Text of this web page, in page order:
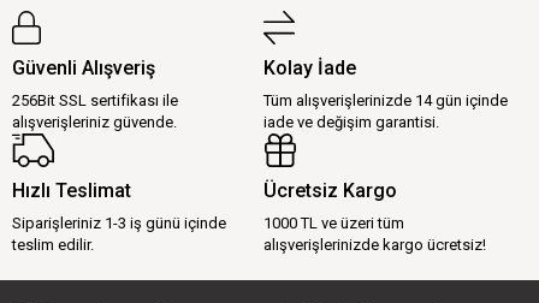
Güvenli Alışveriş
256Bit SSL sertifikası ile
alışverişleriniz güvende.
Kolay İade
Tüm alışverişlerinizde 14 gün içinde
iade ve değişim garantisi.
Hızlı Teslimat
Siparişleriniz 1-3 iş günü içinde
teslim edilir.
Ücretsiz Kargo
1000 TL ve üzeri tüm
alışverişlerinizde kargo ücretsiz!